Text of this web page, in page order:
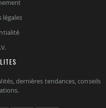
légales
dernières tendances, conseils